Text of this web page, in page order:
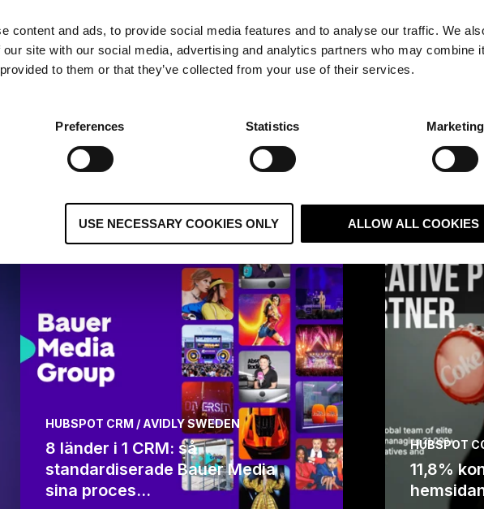
content and ads, to provide social media features and to analyse our traffic. We
site with our social media, advertising and analytics partners who may combine
to them or that they’ve collected from your use of their services.
Preferences Statistics Marketing
USE NECESSARY COOKIES ONLY ALLOW ALL COOKIES
har kommit igång med HubSpot eller ska skala en komplex lösning över flera
ger Avidly dig djup expertis, strategisk tydlighet och ett tydligt fokus på
så tar vi en digital kaffe och går igenom vad ni vill få ut av HubSpot.
HUBSPOT CRM / AVIDLY SWEDEN
8 länder i 1 CRM: så
standardiserade Bauer Media
sina proces...
HUBSPOT
11,8%